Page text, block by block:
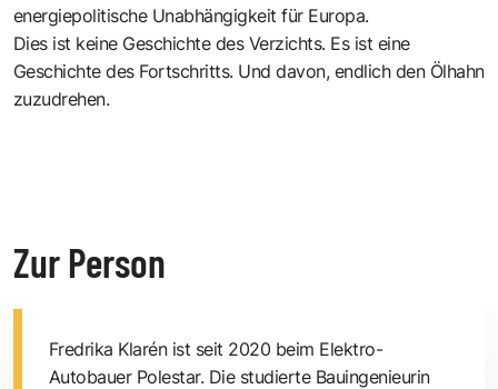
energiepolitische Unabhängigkeit für Europa.
Dies ist keine Geschichte des Verzichts. Es ist eine
Geschichte des Fortschritts. Und davon, endlich den Ölhahn
zuzudrehen.
Zur Person
Fredrika Klarén ist seit 2020 beim Elektro-
Autobauer Polestar. Die studierte Bauingenieurin